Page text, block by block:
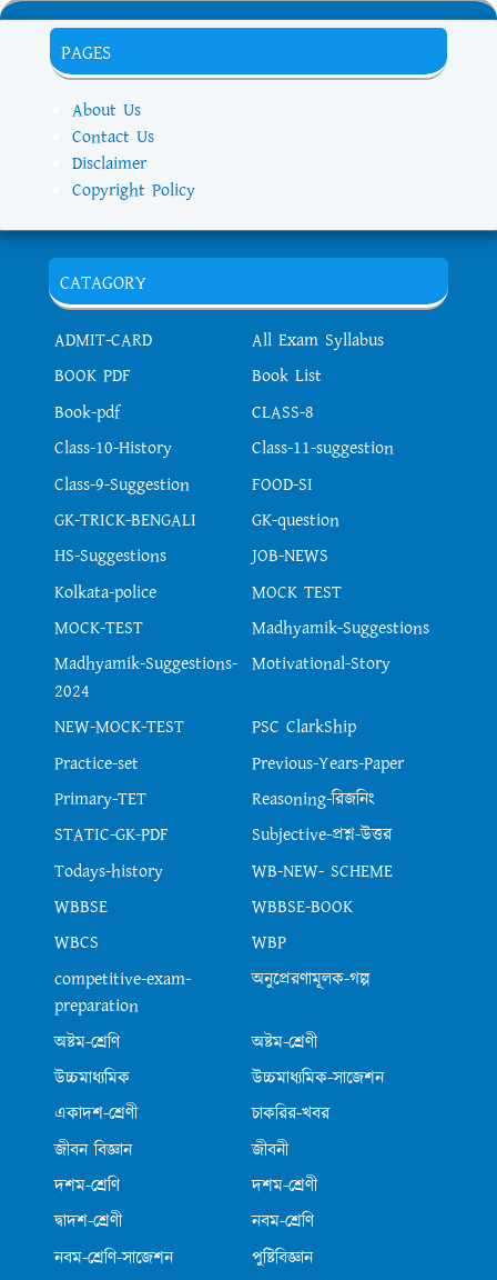
PAGES
About Us
Contact Us
Disclaimer
Copyright Policy
CATAGORY
ADMIT-CARD
All Exam Syllabus
BOOK PDF
Book List
Book-pdf
CLASS-8
Class-10-History
Class-11-suggestion
Class-9-Suggestion
FOOD-SI
GK-TRICK-BENGALI
GK-question
HS-Suggestions
JOB-NEWS
Kolkata-police
MOCK TEST
MOCK-TEST
Madhyamik-Suggestions
Madhyamik-Suggestions-
2024
Motivational-Story
NEW-MOCK-TEST
PSC ClarkShip
Practice-set
Previous-Years-Paper
Primary-TET
Reasoning-রিজনিং
STATIC-GK-PDF
Subjective-প্রশ্ন-উত্তর
Todays-history
WB-NEW- SCHEME
WBBSE
WBBSE-BOOK
WBCS
WBP
competitive-exam-
preparation
অনুপ্রেরণামূলক-গল্প
অষ্টম-শ্রেণি
অষ্টম-শ্রেণী
উচ্চমাধ্যমিক
উচ্চমাধ্যমিক-সাজেশন
একাদশ-শ্রেণী
চাকরির-খবর
জীবন বিজ্ঞান
জীবনী
দশম-শ্রেণি
দশম-শ্রেণী
দ্বাদশ-শ্রেণী
নবম-শ্রেণি
নবম-শ্রেণি-সাজেশন
পুষ্টিবিজ্ঞান